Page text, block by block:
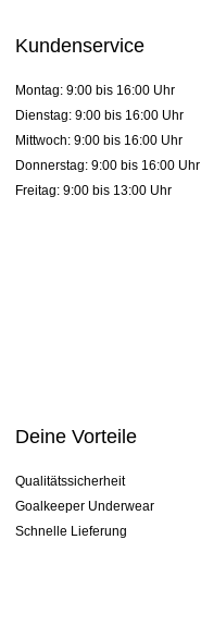
Kundenservice
Montag: 9:00 bis 16:00 Uhr
Dienstag: 9:00 bis 16:00 Uhr
Mittwoch: 9:00 bis 16:00 Uhr
Donnerstag: 9:00 bis 16:00 Uhr
Freitag: 9:00 bis 13:00 Uhr
Deine Vorteile
Qualitätssicherheit
Goalkeeper Underwear
Schnelle Lieferung